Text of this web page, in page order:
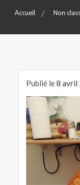
Accueil Non
Publié le8 avril